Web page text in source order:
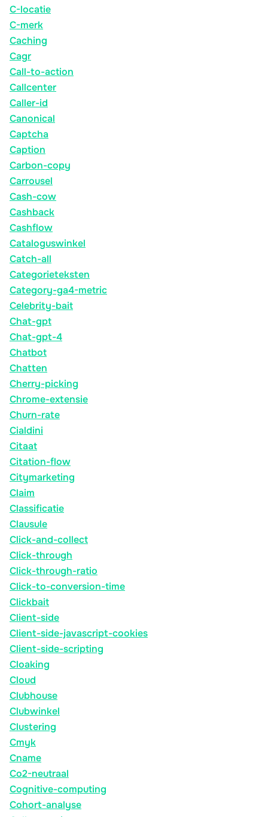
C-locatie
C-merk
Caching
Cagr
Call-to-action
Callcenter
Caller-id
Canonical
Captcha
Caption
Carbon-copy
Carrousel
Cash-cow
Cashback
Cashflow
Cataloguswinkel
Catch-all
Categorieteksten
Category-ga4-metric
Celebrity-bait
Chat-gpt
Chat-gpt-4
Chatbot
Chatten
Cherry-picking
Chrome-extensie
Churn-rate
Cialdini
Citaat
Citation-flow
Citymarketing
Claim
Classificatie
Clausule
Click-and-collect
Click-through
Click-through-ratio
Click-to-conversion-time
Clickbait
Client-side
Client-side-javascript-cookies
Client-side-scripting
Cloaking
Cloud
Clubhouse
Clubwinkel
Clustering
Cmyk
Cname
Co2-neutraal
Cognitive-computing
Cohort-analyse